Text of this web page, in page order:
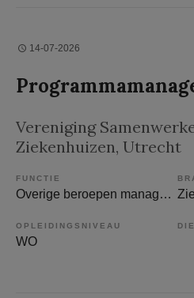
14-07-2026
Vereniging
Ziekenhuizen, Utrecht
FUNCTIE
Overige beroepen management
OPLEIDINGSNIVEAU
WO